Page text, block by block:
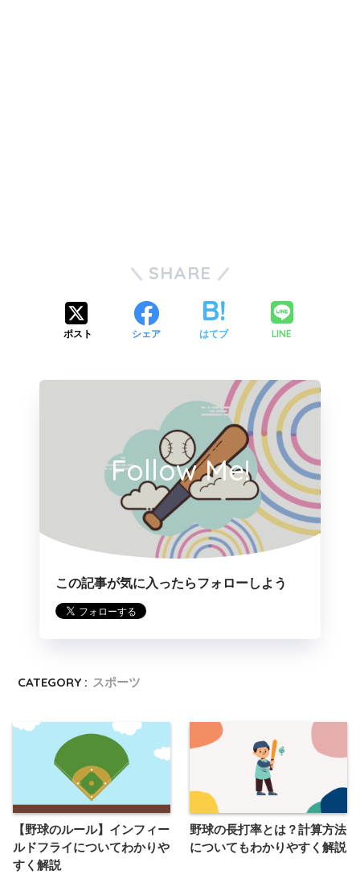
SHARE
ポスト シェア はてブ LINE
Follow Me!
この記事が気に入ったらフォローしよう
CATEGORY : スポーツ
【野球のルール】インフィー
ルドフライについてわかりや
すく解説
野球の長打率とは？計算方法
についてもわかりやすく解説